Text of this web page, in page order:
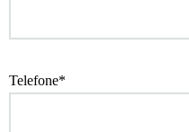
Telefone*